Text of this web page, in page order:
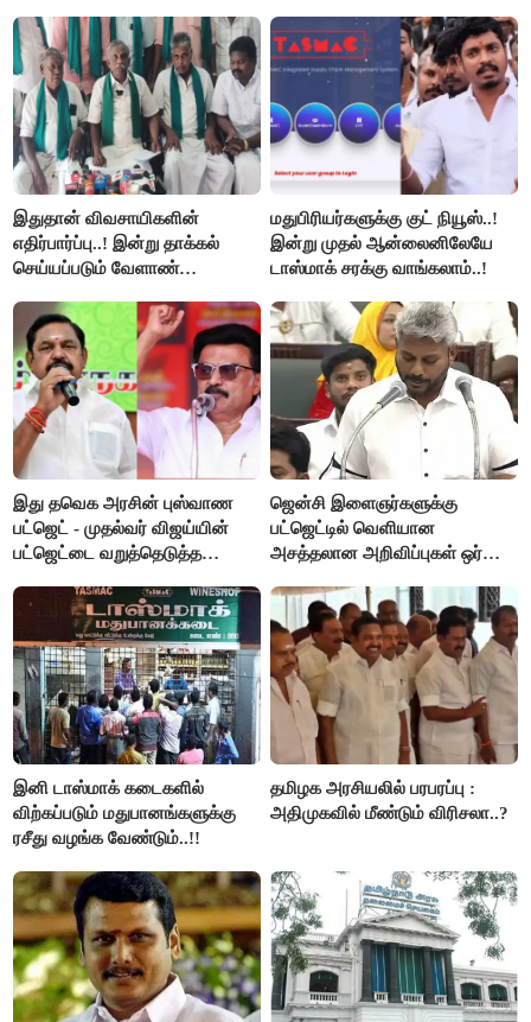
இதுதான் விவசாயிகளின்
எதிர்பார்ப்பு..! இன்று தாக்கல்
செய்யப்படும் வேளாண்
கோரிக்கை!
மதுபிரியர்களுக்கு குட் நியூஸ்..!
இன்று முதல் ஆன்லைனிலேயே
டாஸ்மாக் சரக்கு வாங்கலாம்..!
இது தவெக அரசின் புஸ்வாண
பட்ஜெட் - முதல்வர் விஜய்யின்
பட்ஜெட்டை வறுத்தெடுத்த
ஜென்சி இளைஞர்களுக்கு
பட்ஜெட்டில் வெளியான
அசத்தலான அறிவிப்புகள் ஒர்
இனி டாஸ்மாக் கடைகளில்
விற்கப்படும் மதுபானங்களுக்கு
ரசீது வழங்க வேண்டும்..!!
தமிழக அரசியலில் பரபரப்பு :
அதிமுகவில் மீண்டும் விரிசலா..?